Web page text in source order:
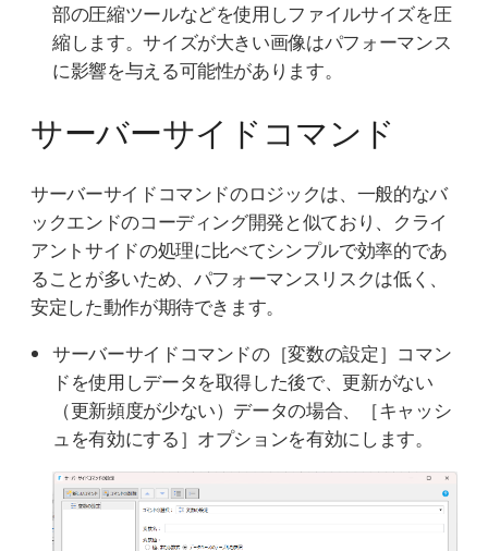
部の圧縮ツールなどを使用しファイルサイズを圧
縮します。サイズが大きい画像はパフォーマンス
に影響を与える可能性があります。
サーバーサイドコマンド
サーバーサイドコマンドのロジックは、一般的なバ
ックエンドのコーディング開発と似ており、クライ
アントサイドの処理に比べてシンプルで効率的であ
ることが多いため、パフォーマンスリスクは低く、
安定した動作が期待できます。
サーバーサイドコマンドの［変数の設定］コマン
ドを使用しデータを取得した後で、更新がない
（更新頻度が少ない）データの場合、［キャッシ
ュを有効にする］オプションを有効にします。